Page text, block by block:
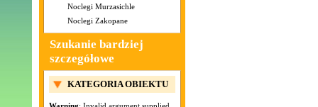
Noclegi Murzasichle
Noclegi Zakopane
Szukanie bardziej
szczegółowe
KATEGORIA OBIEKTU